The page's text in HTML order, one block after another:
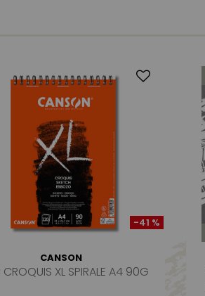
-41 %
CANSON
CROQUIS XL SPIRALE A4 90G